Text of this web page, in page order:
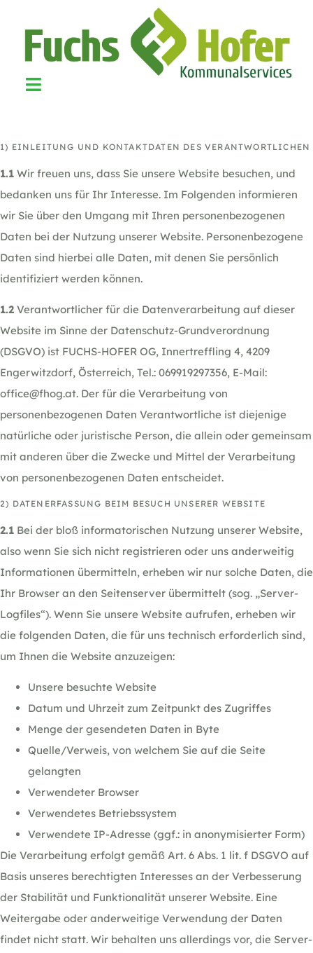
1) EINLEITUNG UND KONTAKTDATEN DES VERANTWORTLICHEN
1.1 Wir freuen uns, dass Sie unsere Website besuchen, und
bedanken uns für Ihr Interesse. Im Folgenden informieren
wir Sie über den Umgang mit Ihren personenbezogenen
Daten bei der Nutzung unserer Website. Personenbezogene
Daten sind hierbei alle Daten, mit denen Sie persönlich
identifiziert werden können.
1.2 Verantwortlicher für die Datenverarbeitung auf dieser
Website im Sinne der Datenschutz-Grundverordnung
(DSGVO) ist FUCHS-HOFER OG, Innertreffling 4, 4209
Engerwitzdorf, Österreich, Tel.: 069919297356, E-Mail:
office@fhog.at. Der für die Verarbeitung von
personenbezogenen Daten Verantwortliche ist diejenige
natürliche oder juristische Person, die allein oder gemeinsam
mit anderen über die Zwecke und Mittel der Verarbeitung
von personenbezogenen Daten entscheidet.
2) DATENERFASSUNG BEIM BESUCH UNSERER WEBSITE
2.1 Bei der bloß informatorischen Nutzung unserer Website,
also wenn Sie sich nicht registrieren oder uns anderweitig
Informationen übermitteln, erheben wir nur solche Daten, die
Ihr Browser an den Seitenserver übermittelt (sog. „Server-
Logfiles“). Wenn Sie unsere Website aufrufen, erheben wir
die folgenden Daten, die für uns technisch erforderlich sind,
um Ihnen die Website anzuzeigen:
Unsere besuchte Website
Datum und Uhrzeit zum Zeitpunkt des Zugriffes
Menge der gesendeten Daten in Byte
Quelle/Verweis, von welchem Sie auf die Seite
gelangten
Verwendeter Browser
Verwendetes Betriebssystem
Verwendete IP-Adresse (ggf.: in anonymisierter Form)
Die Verarbeitung erfolgt gemäß Art. 6 Abs. 1 lit. f DSGVO auf
Basis unseres berechtigten Interesses an der Verbesserung
der Stabilität und Funktionalität unserer Website. Eine
Weitergabe oder anderweitige Verwendung der Daten
findet nicht statt. Wir behalten uns allerdings vor, die Server-